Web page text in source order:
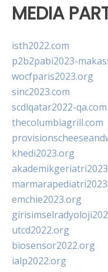
MEDIA
isth2022.com
p2b2pabi2023-
wocfparis2023.org
sinc2023.com
scdlqatar2022-qa.com
thecolumbiagrill.com
khedi2023.org
emchie2023.org
utcd2022.org
biosensor2022.org
ialp2022.org